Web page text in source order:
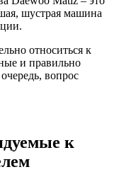
шустрая машина
относиться к
и правильно
вопрос
к